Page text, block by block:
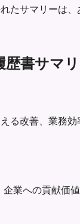
たサマリーは
歴書サマ
える改善、業務
業への貢献価